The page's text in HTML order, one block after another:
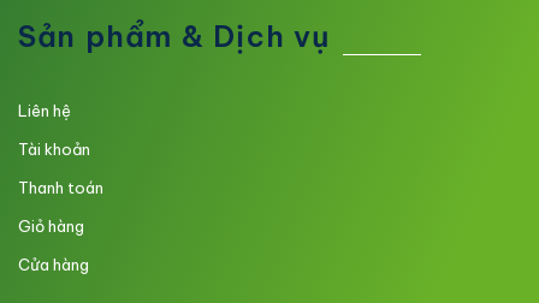
Sản phẩm & Dịch vụ
Liên hệ
Tài khoản
Thanh toán
Giỏ hàng
Cửa hàng